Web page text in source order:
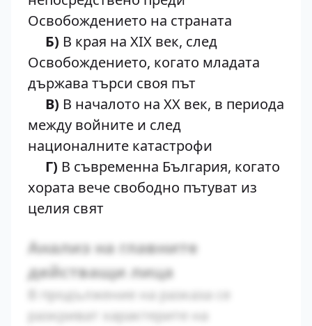
Освобождението на страната
Б) В края на XIX век, след
Освобождението, когато младата
държава търси своя път
В) В началото на XX век, в периода
между войните и след
националните катастрофи
Г) В съвременна България, когато
хората вече свободно пътуват из
целия свят
Анализ на главните
действащи лица
В продължение на разказа се
разкриват характерите на